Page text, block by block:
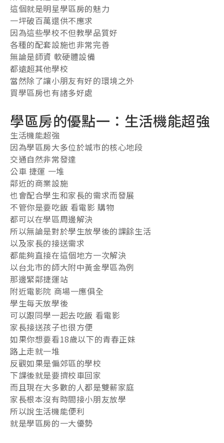
這個就是明星學區房的魅力
一坪破百萬還供不應求
因為這些學校不但教學品質好
各種的配套設施也非常完善
無論是師資 軟硬體設備
都遠超其他學校
當然除了讓小朋友有好的環境之外
買學區房也有諸多好處
學區房的優點一：生活機能超強
生活機能超強
因為學區房大多位於城市的核心地段
交通自然非常發達
公車 捷運 一堆
鄰近的商業設施
也會配合學生和家長的需求而發展
不管你是要吃飯 看電影 購物
都可以在學區周邊解決
所以無論是對於學生放學後的課餘生活
以及家長的接送需求
都能夠直接在這個地方一次解決
以台北市的師大附中黃金學區為例
那邊緊鄰捷運站
附近電影院 商場一應俱全
學生每天放學後
可以跟同學一起去吃飯 看電影
家長接送孩子也很方便
如果你想要看18歲以下的青春正妹
路上走就一堆
反觀如果是偏郊區的學校
下課後就是要擠校車回家
而且現在大多數的人都是雙薪家庭
家長根本沒有時間接小朋友放學
所以說生活機能便利
就是學區房的一大優勢